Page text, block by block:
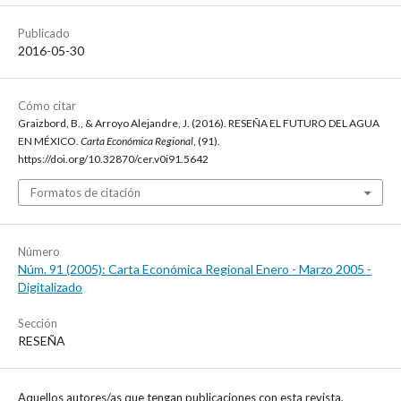
Publicado
2016-05-30
Cómo citar
Graizbord, B., & Arroyo Alejandre, J. (2016). RESEÑA EL FUTURO DEL AGUA
EN MÉXICO. Carta Económica Regional , (91).
https://doi.org/10.32870/cer.v0i91.5642
Formatos de citación
Número
Núm. 91 (2005): Carta Económica Regional Enero - Marzo 2005 -
Digitalizado
Sección
RESEÑA
Aquellos autores/as que tengan publicaciones con esta revista,